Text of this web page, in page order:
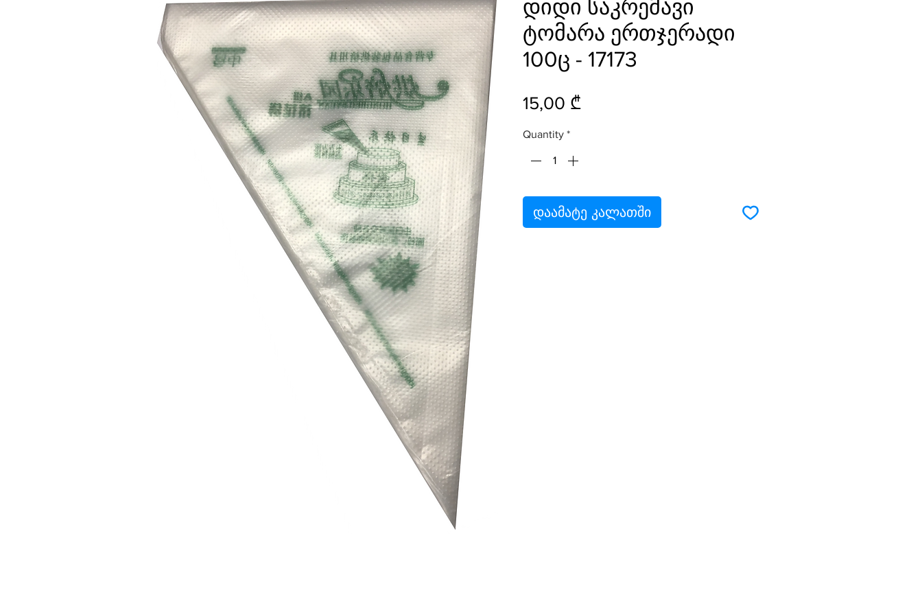
დიდი საკრემავი
ტომარა ერთჯერადი
100ც - 17173
15,00 ₾
Quantity *
დაამატე კალათში